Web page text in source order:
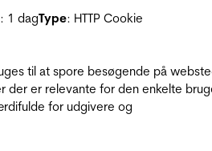
: 1 dagType: HTTP Cookie
til at spore besøgende på
der er relevante for den enkelte
for udgivere og